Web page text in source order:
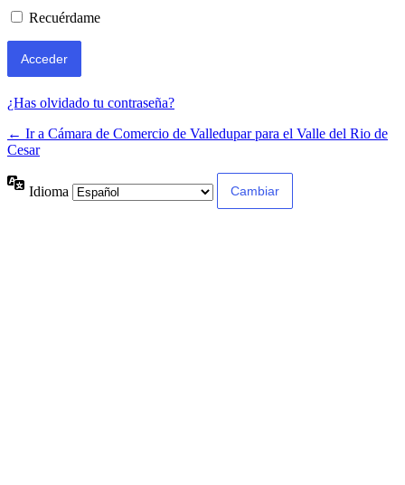
Recuérdame
¿Has olvidado tu contraseña?
← Ir a Cámara de Comercio de Valledupar para el Valle del Rio de
Cesar
Idioma